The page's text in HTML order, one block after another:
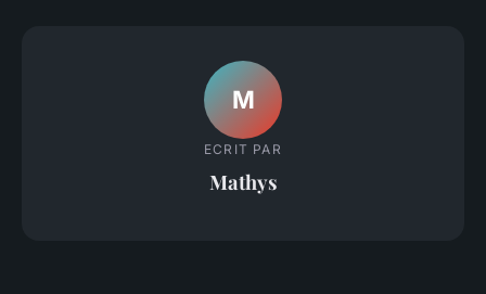
M
ECRIT PAR
Mathys